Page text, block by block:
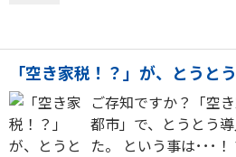
「空き家税！？」が、とうと
ご存知ですか？「空
都市」で、とうとう
た。 という事は･･･！